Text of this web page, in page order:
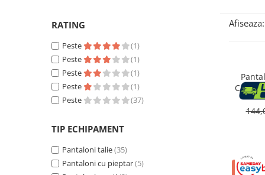
Pare, furtunuri si accesorii
Accesorii dus
Toalete
Rame instalare
RATING
Peste
(1)
Peste
(1)
Peste
(1)
Peste
(1)
Peste
(37)
TIP ECHIPAMENT
Pantaloni talie(35)
Pantaloni cu pieptar(5)
Afiseaza:
VEZI